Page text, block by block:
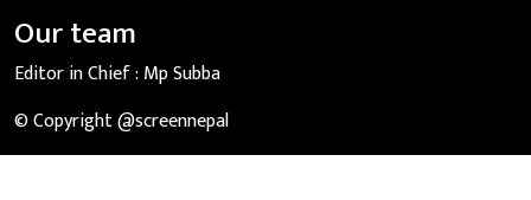
Our team
Editor in Chief : Mp Subba
© Copyright @screennepal